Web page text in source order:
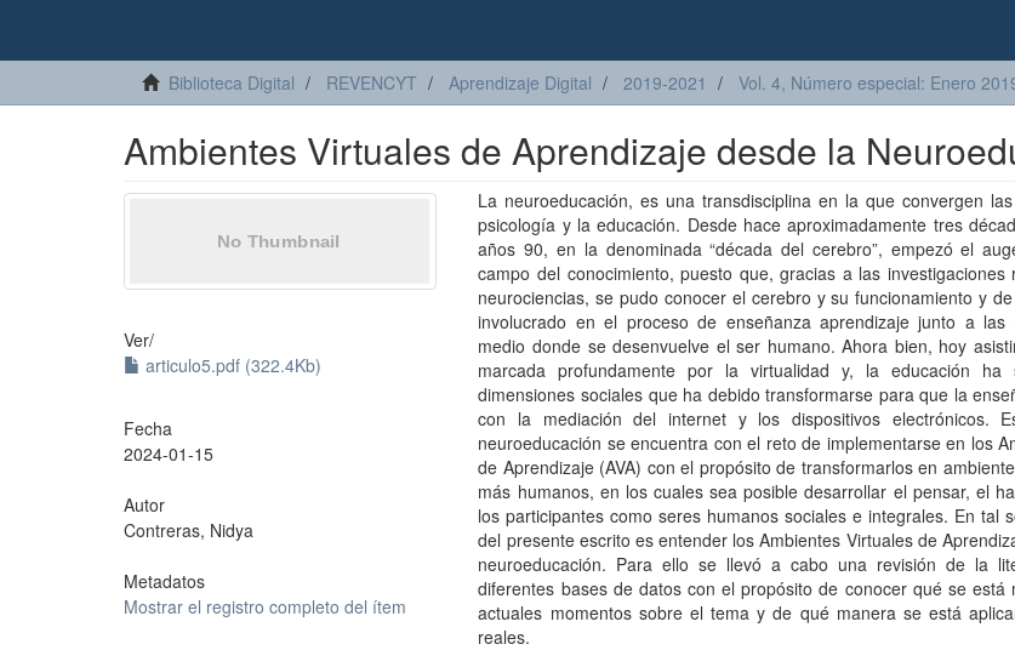
Biblioteca Digital REVENCYT Aprendizaje Digital 2019-2021 Vol. 4, Número especial: Enero
Ambientes Virtuales de Aprendizaje desde la
Ver/
articulo5.pdf (322.4Kb)
Fecha
2024-01-15
Autor
Contreras, Nidya
Metadatos
Mostrar el registro completo del ítem
La neuroeducación, es una transdisciplina en la que convergen
psicología y la educación. Desde hace aproximadamente tres
años 90, en la denominada “década del cerebro”, empezó el
campo del conocimiento, puesto que, gracias a las investigaciones
neurociencias, se pudo conocer el cerebro y su funcionamiento y
involucrado en el proceso de enseñanza aprendizaje junto a las
medio donde se desenvuelve el ser humano. Ahora bien, hoy
marcada profundamente por la virtualidad y, la educación
dimensiones sociales que ha debido transformarse para que la
con la mediación del internet y los dispositivos electrónicos.
neuroeducación se encuentra con el reto de implementarse en los
de Aprendizaje (AVA) con el propósito de transformarlos en
más humanos, en los cuales sea posible desarrollar el pensar, el
los participantes como seres humanos sociales e integrales. En tal
del presente escrito es entender los Ambientes Virtuales de
neuroeducación. Para ello se llevó a cabo una revisión de la
diferentes bases de datos con el propósito de conocer qué se está
actuales momentos sobre el tema y de qué manera se está
reales.